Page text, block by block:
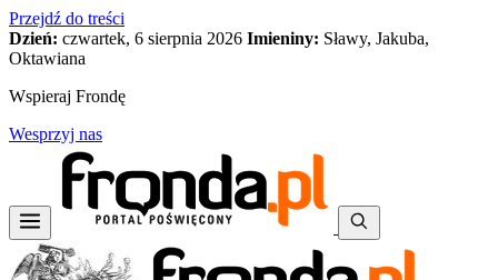
Przejdź do treści
Dzień: czwartek, 6 sierpnia 2026 Imieniny: Sławy, Jakuba,
Oktawiana
Wspieraj Frondę
Wesprzyj nas